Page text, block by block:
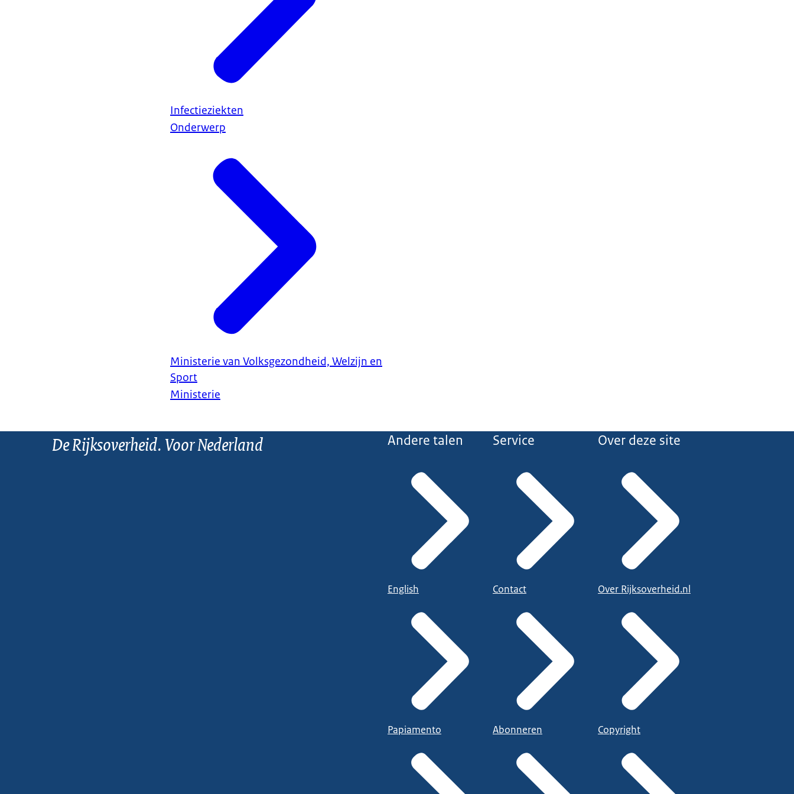
Infectieziekten
Onderwerp
Ministerie van Volksgezondheid, Welzijn en
Sport
Ministerie
De Rijksoverheid. Voor Nederland Andere talen
English
Papiamento
Service
Contact
Abonneren
Over deze site
Over Rijksoverheid.nl
Copyright